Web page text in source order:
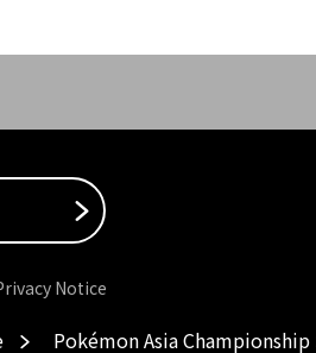
Notice
Pokémon Asia Championship